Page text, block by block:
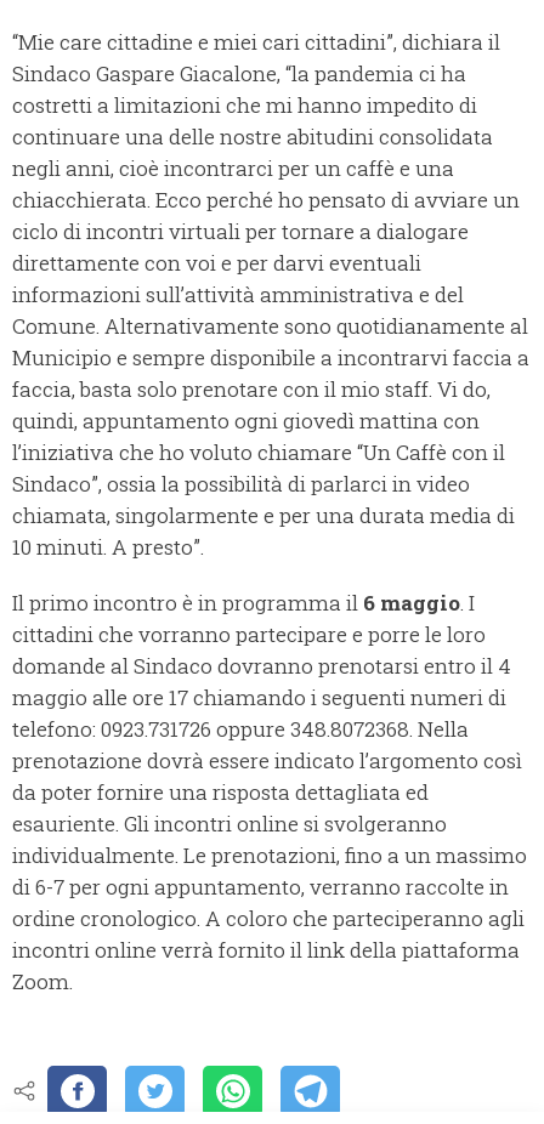
“Mie care cittadine e miei cari cittadini”, dichiara il
Sindaco Gaspare Giacalone, “la pandemia ci ha
costretti a limitazioni che mi hanno impedito di
continuare una delle nostre abitudini consolidata
negli anni, cioè incontrarci per un caffè e una
chiacchierata. Ecco perché ho pensato di avviare un
ciclo di incontri virtuali per tornare a dialogare
direttamente con voi e per darvi eventuali
informazioni sull’attività amministrativa e del
Comune. Alternativamente sono quotidianamente al
Municipio e sempre disponibile a incontrarvi faccia a
faccia, basta solo prenotare con il mio staff. Vi do,
quindi, appuntamento ogni giovedì mattina con
l’iniziativa che ho voluto chiamare “Un Caffè con il
Sindaco”, ossia la possibilità di parlarci in video
chiamata, singolarmente e per una durata media di
10 minuti. A presto”.
Il primo incontro è in programma il 6 maggio. I
cittadini che vorranno partecipare e porre le loro
domande al Sindaco dovranno prenotarsi entro il 4
maggio alle ore 17 chiamando i seguenti numeri di
telefono: 0923.731726 oppure 348.8072368. Nella
prenotazione dovrà essere indicato l’argomento così
da poter fornire una risposta dettagliata ed
esauriente. Gli incontri online si svolgeranno
individualmente. Le prenotazioni, fino a un massimo
di 6-7 per ogni appuntamento, verranno raccolte in
ordine cronologico. A coloro che parteciperanno agli
incontri online verrà fornito il link della piattaforma
Zoom.